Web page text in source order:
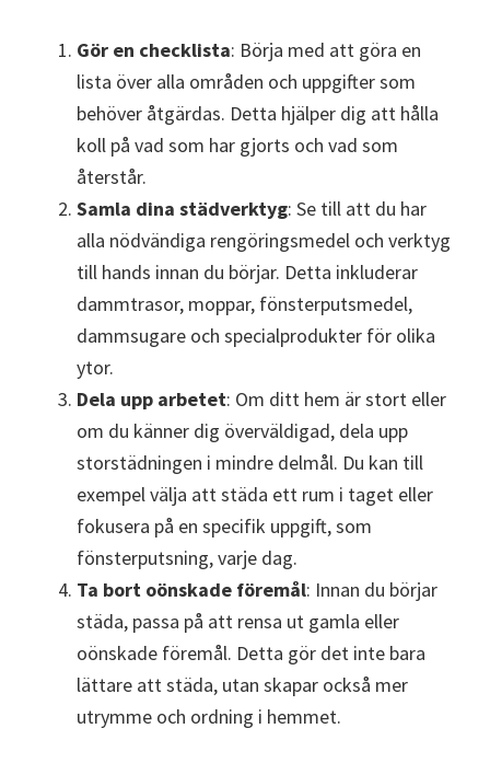
Gör en checklista: Börja med att göra en
lista över alla områden och uppgifter som
behöver åtgärdas. Detta hjälper dig att hålla
koll på vad som har gjorts och vad som
återstår.
Samla dina städverktyg: Se till att du har
alla nödvändiga rengöringsmedel och verktyg
till hands innan du börjar. Detta inkluderar
dammtrasor, moppar, fönsterputsmedel,
dammsugare och specialprodukter för olika
ytor.
Dela upp arbetet: Om ditt hem är stort eller
om du känner dig överväldigad, dela upp
storstädningen i mindre delmål. Du kan till
exempel välja att städa ett rum i taget eller
fokusera på en specifik uppgift, som
fönsterputsning, varje dag.
Ta bort oönskade föremål: Innan du börjar
städa, passa på att rensa ut gamla eller
oönskade föremål. Detta gör det inte bara
lättare att städa, utan skapar också mer
utrymme och ordning i hemmet.